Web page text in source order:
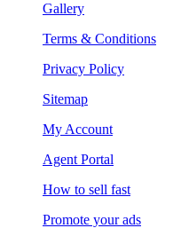
Gallery
Terms & Conditions
Privacy Policy
Sitemap
My Account
Agent Portal
How to sell fast
Promote your ads